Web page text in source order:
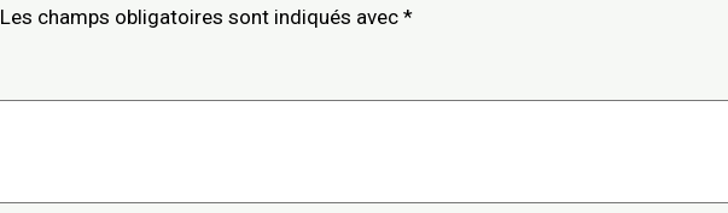
Les champs obligatoires sont indiqués avec*